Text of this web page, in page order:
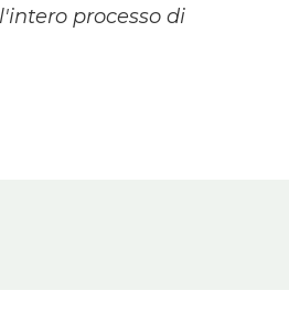
processo di